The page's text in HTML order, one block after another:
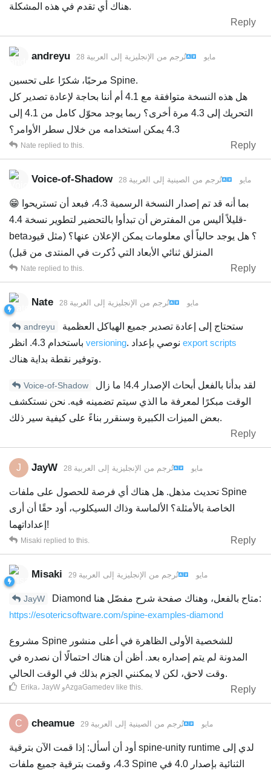
هناك أي تقدم في هذه المشكلة.
Reply
andreyu 28 مايو تُرجم من الإنجليزية إلى العربية
مرحبًا، شكرًا على تحسين Spine.
هل هذه النسخة متوافقة مع 4.1 أم أننا بحاجة لإعادة تصدير كل
التحريك إلى 4.3 مرة أخرى؟ ربما يوجد محوّل كامل من 4.1 إلى
4.3 يمكن استخدامه من خلال سطر الأوامر؟
Reply
Nate replied to this.
Voice-of-Shadow 28 مايو تُرجم من الصينية إلى العربية
😁 بما أنه قد تم إصدار النسخة الرسمية 4.3، فبعد أن تستريحوا
قليلاً أليس من المفترض أن تبدأوا بالتحضير لتطوير نسخة 4.4-
beta؟ هل يوجد حالياً أي معلومات يمكن الإعلان عنها؟ (مثل قيود
المنزلق ثنائي الأبعاد التي ذُكرت في المنتدى من قبل)
Reply
Nate replied to this.
Nate 28 مايو تُرجم من الإنجليزية إلى العربية
andreyu
versioning
export scripts
وتوفير نقطة بداية هناك.
Voice-of-Shadow
الوقت مبكرًا لمعرفة ما الذي سيتم تضمينه فيه. نحن نستكشف
بعض الميزات الكبيرة وسنقرر بناءً على كيفية سير ذلك.
Reply
J JayW 28 مايو تُرجم من الإنجليزية إلى العربية
تحديث مذهل. هل هناك أي فرصة للحصول على ملفات Spine
الخاصة بالأمثلة؟ الألماسة وذاك السيكلوب، أود حقًا أن أرى
إعداداتهما!
Reply
Misaki replied to this.
Misaki 29 مايو تُرجم من الإنجليزية إلى العربية
JayW
Diamond متاح بالفعل، وهناك صفحة شرح مفصّل هنا:
https://esotericsoftware.com/spine-examples-diamond
مشروع Spine للشخصية الأولى الظاهرة في أعلى منشور
المدونة لم يتم إصداره بعد. أظن أن هناك احتمالًا أن نصدره في
وقت لاحق، لكن لا يمكنني الجزم بذلك في الوقت الحالي.
Reply
Erika، JayW وAzgaGamedev like this.
C cheamue 29 مايو تُرجم من الصينية إلى العربية
أود أن أسأل: إذا قمت الآن بترقية spine-unity runtime لدي إلى
4.3، وقمت بترقية جميع ملفات Spine الثنائية بإصدار 4.0 في